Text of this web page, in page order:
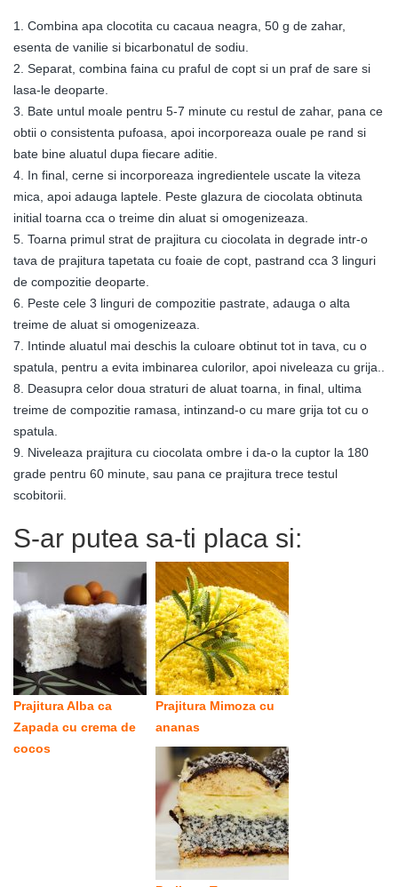
1. Combina apa clocotita cu cacaua neagra, 50 g de zahar,
esenta de vanilie si bicarbonatul de sodiu.
2. Separat, combina faina cu praful de copt si un praf de sare si
lasa-le deoparte.
3. Bate untul moale pentru 5-7 minute cu restul de zahar, pana ce
obtii o consistenta pufoasa, apoi incorporeaza ouale pe rand si
bate bine aluatul dupa fiecare aditie.
4. In final, cerne si incorporeaza ingredientele uscate la viteza
mica, apoi adauga laptele. Peste glazura de ciocolata obtinuta
initial toarna cca o treime din aluat si omogenizeaza.
5. Toarna primul strat de prajitura cu ciocolata in degrade intr-o
tava de prajitura tapetata cu foaie de copt, pastrand cca 3 linguri
de compozitie deoparte.
6. Peste cele 3 linguri de compozitie pastrate, adauga o alta
treime de aluat si omogenizeaza.
7. Intinde aluatul mai deschis la culoare obtinut tot in tava, cu o
spatula, pentru a evita imbinarea culorilor, apoi niveleaza cu grija..
8. Deasupra celor doua straturi de aluat toarna, in final, ultima
treime de compozitie ramasa, intinzand-o cu mare grija tot cu o
spatula.
9. Niveleaza prajitura cu ciocolata ombre i da-o la cuptor la 180
grade pentru 60 minute, sau pana ce prajitura trece testul
scobitorii.
S-ar putea sa-ti placa si:
Prajitura Alba ca
Zapada cu crema de
cocos
Prajitura Mimoza cu
ananas